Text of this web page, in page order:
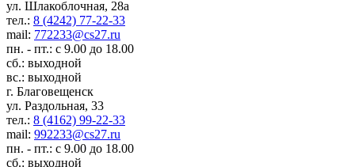
ул. Шлакоблочная, 28а
тел.: 8 (4242) 77-22-33
mail: 772233@cs27.ru
пн. - пт.: с 9.00 до 18.00
сб.: выходной
вс.: выходной
г. Благовещенск
ул. Раздольная, 33
тел.: 8 (4162) 99-22-33
mail: 992233@cs27.ru
пн. - пт.: с 9.00 до 18.00
сб.: выходной